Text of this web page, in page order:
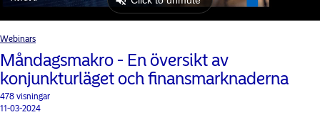
Webinars
Måndagsmakro - En översikt av
konjunkturläget och finansmarknaderna
478 visningar
11-03-2024